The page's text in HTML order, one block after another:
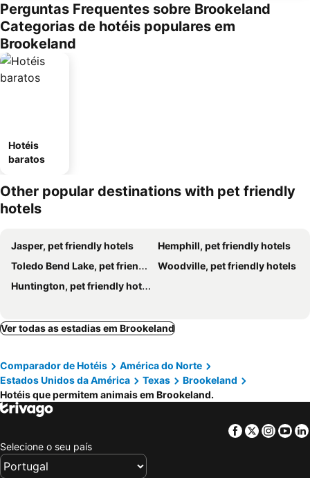
Perguntas Frequentes sobre Brookeland
Categorias de hotéis populares em
Brookeland
Hotéis
baratos
Other popular destinations with pet friendly
hotels
Jasper, pet friendly hotels
Hemphill, pet friendly hotels
Toledo Bend Lake, pet friendly hotels
Woodville, pet friendly hotels
Huntington, pet friendly hotels
Ver todas as estadias em Brookeland
Comparador de Hotéis
América do Norte
Estados Unidos da América
Texas
Brookeland
Hotéis que permitem animais em Brookeland.
Facebook
Twitter
Selecione o seu país